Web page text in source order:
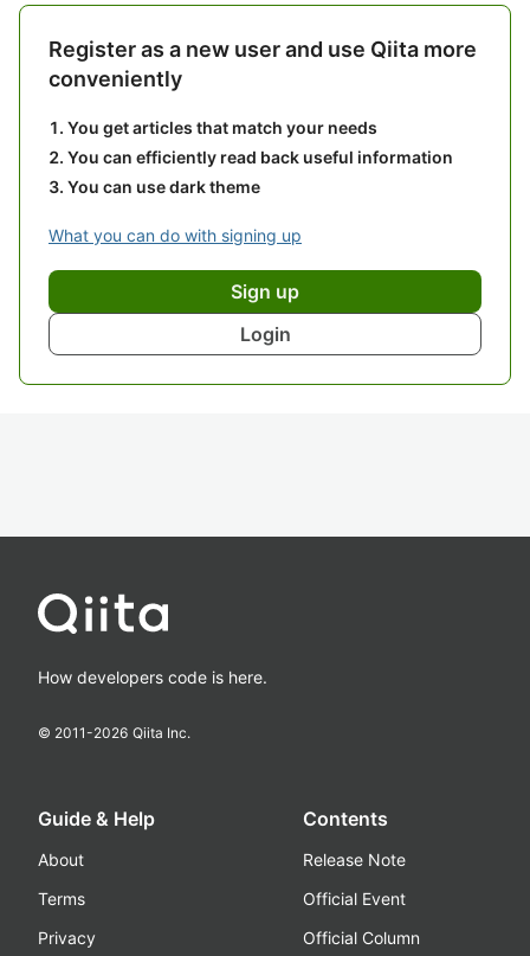
Register as a new user and use Qiita more
conveniently
You get articles that match your needs
You can efficiently read back useful information
You can use dark theme
What you can do with signing up
Sign up
Login
How developers code is here.
© 2011-2026 Qiita Inc.
Guide & Help
About
Terms
Privacy
Contents
Release Note
Official Event
Official Column